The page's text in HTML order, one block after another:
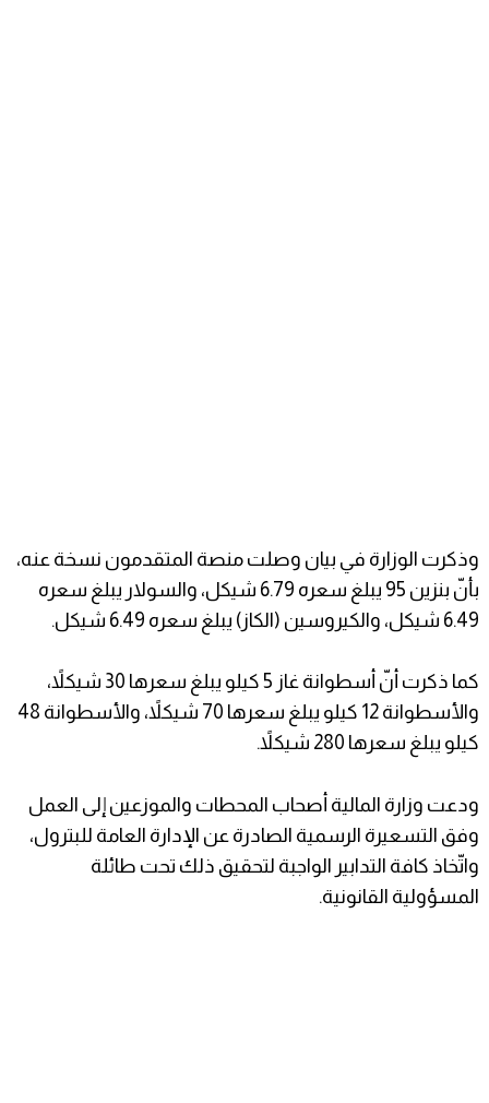
وذكرت الوزارة في بيان وصلت منصة المتقدمون نسخة عنه،
بأنّ بنزين 95 يبلغ سعره 6.79 شيكل، والسولار يبلغ سعره
6.49 شيكل، والكيروسين (الكاز) يبلغ سعره 6.49 شيكل.
كما ذكرت أنّ أسطوانة غاز 5 كيلو يبلغ سعرها 30 شيكلاً،
والأسطوانة 12 كيلو يبلغ سعرها 70 شيكلاً، والأسطوانة 48
كيلو يبلغ سعرها 280 شيكلاً.
ودعت وزارة المالية أصحاب المحطات والموزعين إلى العمل
وفق التسعيرة الرسمية الصادرة عن الإدارة العامة للبترول،
واتّخاذ كافة التدابير الواجبة لتحقيق ذلك تحت طائلة
المسؤولية القانونية.